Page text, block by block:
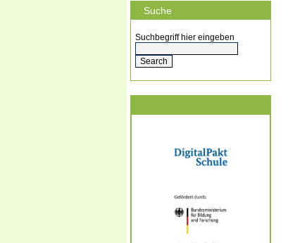
Suche
Suchbegriff hier eingeben